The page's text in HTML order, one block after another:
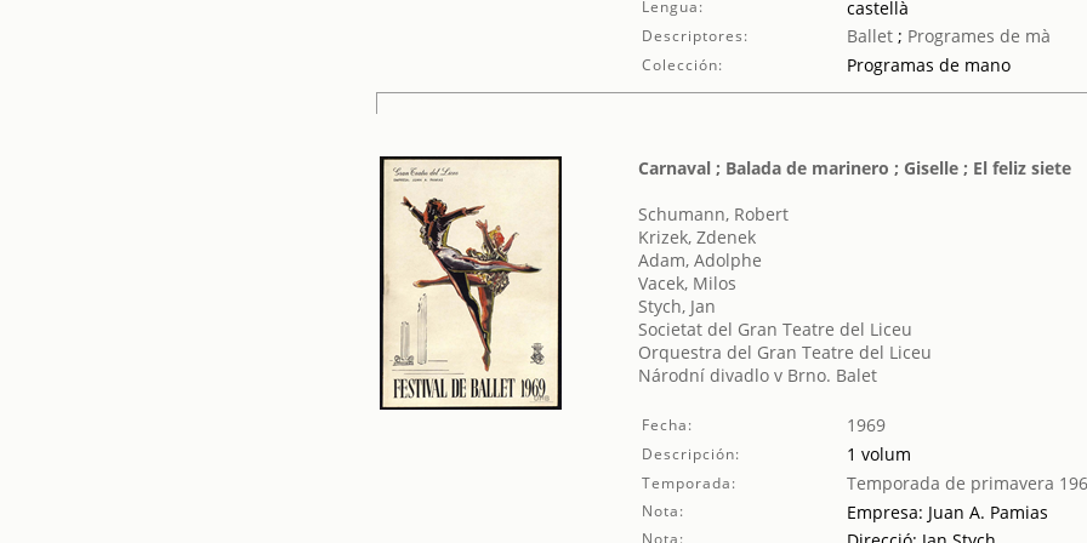
Lengua: castellà
Descriptores: Ballet; Programes de mà
Colección: Programas de mano
Carnaval ; Balada de marinero ; Giselle ; El feliz siete
Schumann, Robert
Krizek, Zdenek
Adam, Adolphe
Vacek, Milos
Stych, Jan
Societat del Gran Teatre del Liceu
Orquestra del Gran Teatre del Liceu
Národní divadlo v Brno. Balet
Fecha: 1969
Descripción: 1 volum
Temporada: Temporada de primavera
Nota: Empresa: Juan A. Pamias
Nota: